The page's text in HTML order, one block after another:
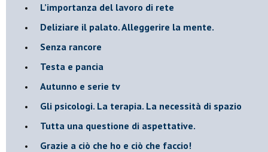
​L’importanza del lavoro di rete
​Deliziare il palato. Alleggerire la mente.
​Senza rancore
​Testa e pancia
​Autunno e serie tv
​Gli psicologi. La terapia. La necessità di spazio
​Tutta una questione di aspettative.
​Grazie a ciò che ho e ciò che faccio!